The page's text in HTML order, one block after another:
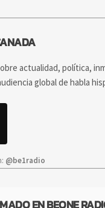
actualidad, política,
global de habla
@be1radio